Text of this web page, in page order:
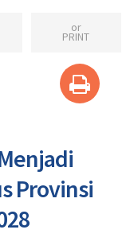
or
PRINT
Provinsi